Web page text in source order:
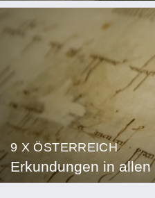
9 X ÖSTERREICH
Erkundungen in